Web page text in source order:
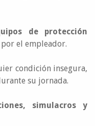
de protección
el empleador.
condición insegura,
su jornada.
simulacros y